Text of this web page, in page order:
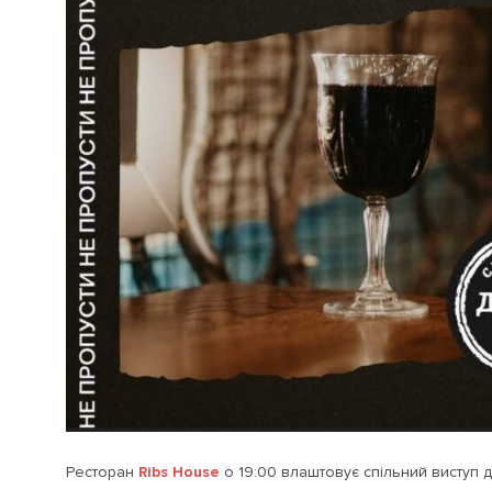
Ресторан Ribs House о 19:00 влаштовує спільний виступ